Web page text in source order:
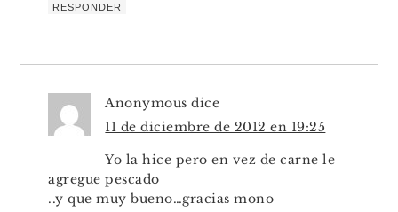
RESPONDER
Anonymous dice
11 de diciembre de 2012 en 19:25
Yo la hice pero en vez de carne le
agregue pescado
..y que muy bueno…gracias mono